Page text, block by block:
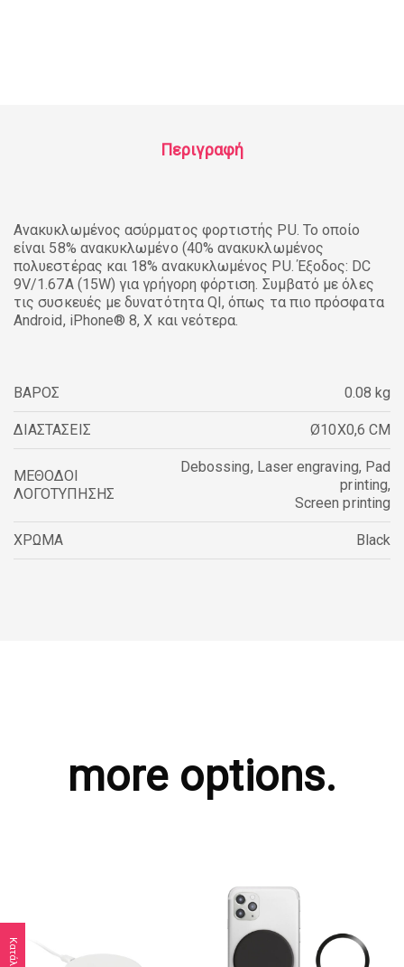
Περιγραφή
Ανακυκλωμένος ασύρματος φορτιστής PU. Το οποίο
είναι 58% ανακυκλωμένο (40% ανακυκλωμένος
πολυεστέρας και 18% ανακυκλωμένος PU. Έξοδος: DC
9V/1.67A (15W) για γρήγορη φόρτιση. Συμβατό με όλες
τις συσκευές με δυνατότητα QI, όπως τα πιο πρόσφατα
Android, iPhone® 8, X και νεότερα.
ΒΑΡΟΣ 0.08 kg
ΔΙΑΣΤΑΣΕΙΣ Ø10X0,6 CM
ΜΕΘΟΔΟΙ
ΛΟΓΟΤΥΠΗΣΗΣ
Debossing, Laser engraving, Pad
printing,
Screen printing
ΧΡΩΜΑ Black
more options.